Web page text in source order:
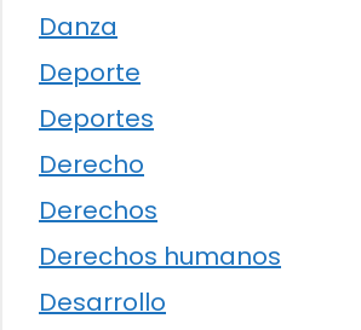
Danza
Deporte
Deportes
Derecho
Derechos
Derechos humanos
Desarrollo